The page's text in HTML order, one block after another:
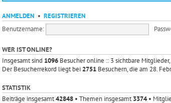
ANMELDEN • REGISTRIEREN
Benutzername:
WER IST ONLINE?
Insgesamt sind 1096 Besucher online :: 3 sichtbare
Der Besucherrekord liegt bei 2751 Besuchern, die am 28.
STATISTIK
Beiträge insgesamt42848 • Themen insgesamt3374•